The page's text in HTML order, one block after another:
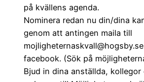
på kvällens agenda.
Nominera redan nu din/dina
genom att antingen maila till
facebook. (Sök på
Bjud in dina anställda, kollegor